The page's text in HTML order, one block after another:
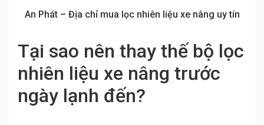
An Phát – Địa chỉ mua lọc nhiên liệu xe nâng uy tín
Tại sao nên thay thế bộ lọc
nhiên liệu xe nâng trước
ngày lạnh đến?